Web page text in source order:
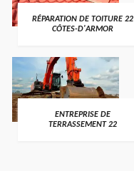
RÉPARATION DE TOITURE 22
CÔTES-D'ARMOR
ENTREPRISE DE
TERRASSEMENT 22